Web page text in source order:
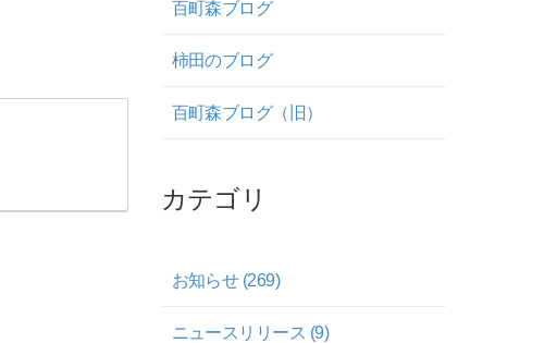
百町森ブログ
柿田のブログ
百町森ブログ（旧）
カテゴリ
お知らせ (269)
ニュースリリース (9)